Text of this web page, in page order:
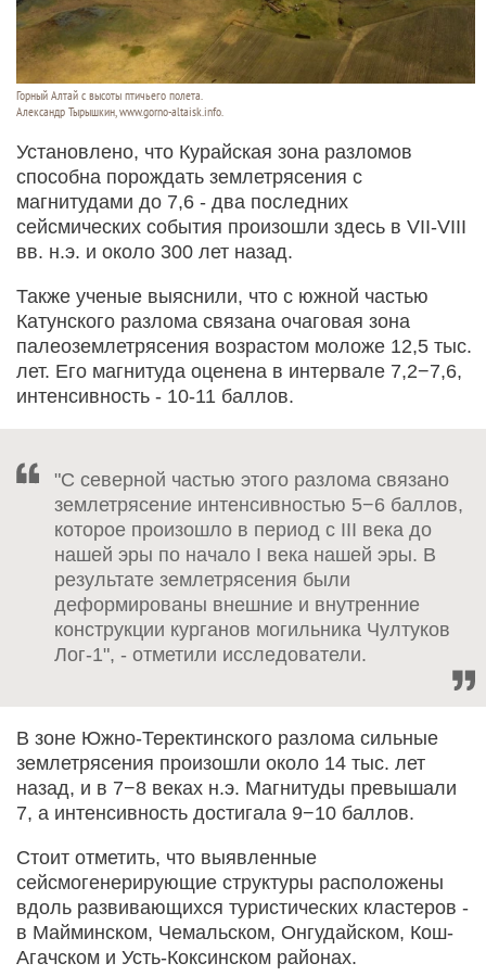
Горный Алтай с высоты птичьего полета.
Александр Тырышкин, www.gorno-altaisk.info.
Установлено, что Курайская зона разломов
способна порождать землетрясения с
магнитудами до 7,6 - два последних
сейсмических события произошли здесь в VII-VIII
вв. н.э. и около 300 лет назад.
Также ученые выяснили, что с южной частью
Катунского разлома связана очаговая зона
палеоземлетрясения возрастом моложе 12,5 тыс.
лет. Его магнитуда оценена в интервале 7,2−7,6,
интенсивность - 10-11 баллов.
"С северной частью этого разлома связано
землетрясение интенсивностью 5−6 баллов,
которое произошло в период с III века до
нашей эры по начало I века нашей эры. В
результате землетрясения были
деформированы внешние и внутренние
конструкции курганов могильника Чултуков
Лог-1", - отметили исследователи.
В зоне Южно-Теректинского разлома сильные
землетрясения произошли около 14 тыс. лет
назад, и в 7−8 веках н.э. Магнитуды превышали
7, а интенсивность достигала 9−10 баллов.
Стоит отметить, что выявленные
сейсмогенерирующие структуры расположены
вдоль развивающихся туристических кластеров -
в Майминском, Чемальском, Онгудайском, Кош-
Агачском и Усть-Коксинском районах.